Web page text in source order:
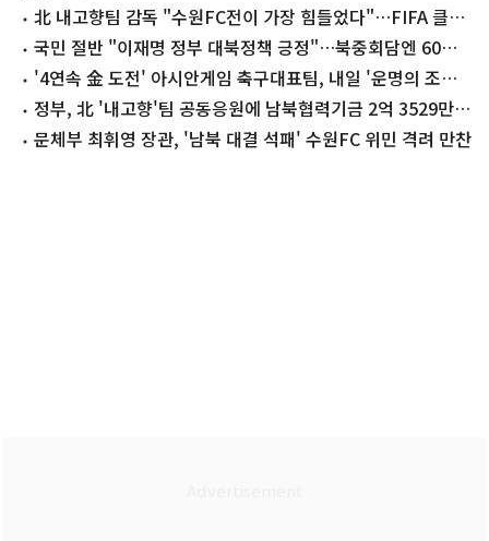
北 내고향팀 감독 "수원FC전이 가장 힘들었다"…FIFA 클럽
대회 정조준
국민 절반 "이재명 정부 대북정책 긍정"…북중회담엔 60%
부정적
'4연속 金 도전' 아시안게임 축구대표팀, 내일 '운명의 조추
첨'정부, 北 '내고향'팀 공동응원에 남북협력기금 2억 3529만원
집행문체부 최휘영 장관, '남북 대결 석패' 수원FC 위민 격려 만찬